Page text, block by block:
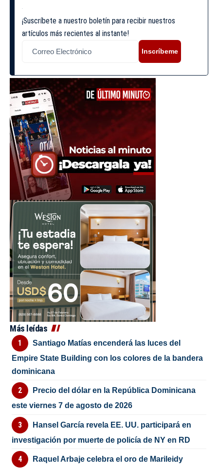
¡Suscríbete a nuestro boletín para recibir nuestros
artículos más recientes al instante!
Inscríbeme
Más leídas
Santiago Matías encenderá las luces del
Empire State Building con los colores de la bandera
dominicana
Precio del dólar en la República Dominicana
este viernes 7 de agosto de 2026
Hansel García revela EE. UU. participará en
investigación por muerte de policía de NY en RD
Raquel Arbaje celebra el oro de Marileidy